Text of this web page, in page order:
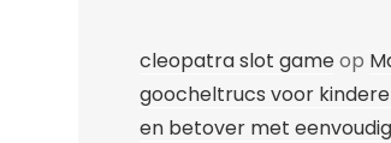
cleopatra slot gameop
goocheltrucs voor
en betover met